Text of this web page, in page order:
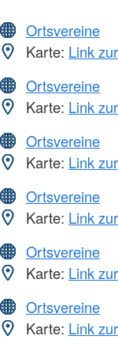
Ortsvereine
Karte: Link
Ortsvereine
Karte: Link
Ortsvereine
Karte: Link
Ortsvereine
Karte: Link
Ortsvereine
Karte: Link
Ortsvereine
Karte: Link